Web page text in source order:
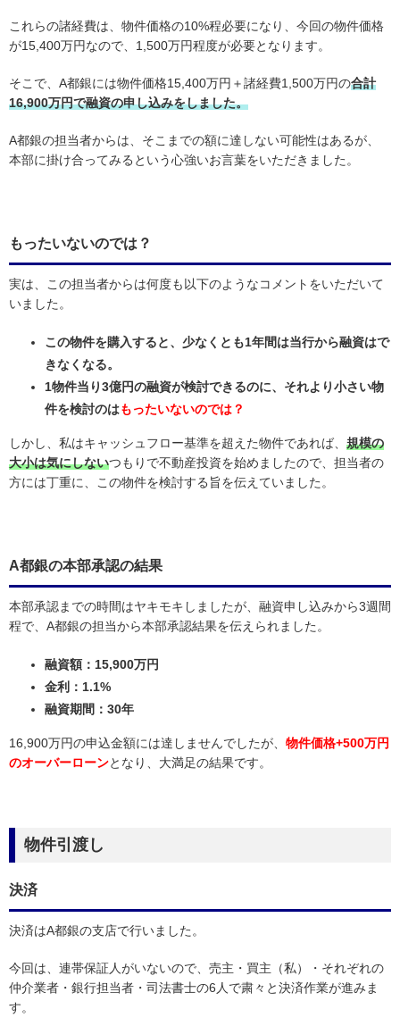
これらの諸経費は、物件価格の10%程必要になり、今回の物件価格
が15,400万円なので、1,500万円程度が必要となります。
そこで、A都銀には物件価格15,400万円＋諸経費1,500万円の合計
16,900万円で融資の申し込みをしました。
A都銀の担当者からは、そこまでの額に達しない可能性はあるが、
本部に掛け合ってみるという心強いお言葉をいただきました。
もったいないのでは？
実は、この担当者からは何度も以下のようなコメントをいただいて
いました。
この物件を購入すると、少なくとも1年間は当行から融資はで
きなくなる。
1物件当り3億円の融資が検討できるのに、それより小さい物
件を検討のはもったいないのでは？
しかし、私はキャッシュフロー基準を超えた物件であれば、 規模の
大小は気にしないつもりで不動産投資を始めましたので、担当者の
方には丁重に、この物件を検討する旨を伝えていました。
A都銀の本部承認の結果
本部承認までの時間はヤキモキしましたが、融資申し込みから3週間
程で、A都銀の担当から本部承認結果を伝えられました。
融資額：15,900万円
金利：1.1%
融資期間：30年
16,900万円の申込金額には達しませんでしたが、 物件価格+500万円
のオーバーローンとなり、大満足の結果です。
物件引渡し
決済
決済はA都銀の支店で行いました。
今回は、連帯保証人がいないので、売主・買主（私）・それぞれの
仲介業者・銀行担当者・司法書士の6人で粛々と決済作業が進みま
す。